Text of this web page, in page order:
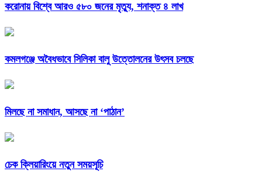
করোনায় বিশ্বে আরও ৫৮০ জনের মৃত্যু, শনাক্ত ৪ লাখ
কমলগঞ্জে অবৈধভাবে সিলিকা বালু উত্তোলনের উৎসব চলছে
মিলছে না সমাধান, আসছে না ‘পাঠান’
চেক ক্লিয়ারিংয়ে নতুন সময়সূচি